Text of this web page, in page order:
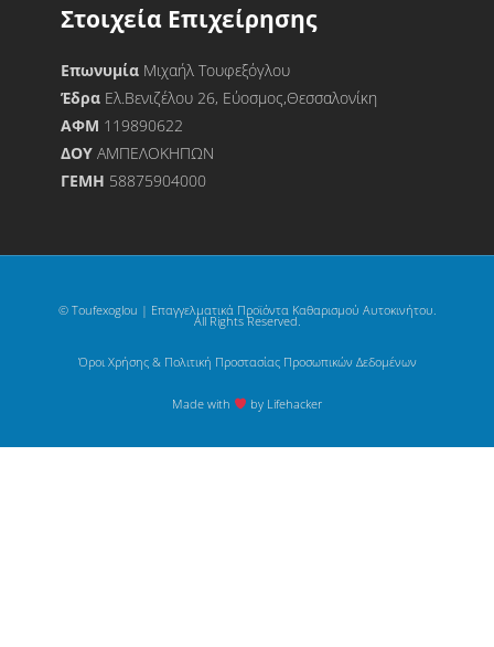
Στοιχεία Επιχείρησης
Επωνυμία Μιχαήλ Τουφεξόγλου
Έδρα Ελ.Βενιζέλου 26, Εύοσμος,Θεσσαλονίκη
ΑΦΜ 119890622
ΔΟΥΑΜΠΕΛΟΚΗΠΩΝ
ΓΕΜΗ 58875904000
© Toufexoglou | Επαγγελματικά Προϊόντα Καθαρισμού Αυτοκινήτου.
All Rights Reserved.
Όροι Χρήσης & Πολιτική Προστασίας Προσωπικών Δεδομένων
Made with by Lifehacker